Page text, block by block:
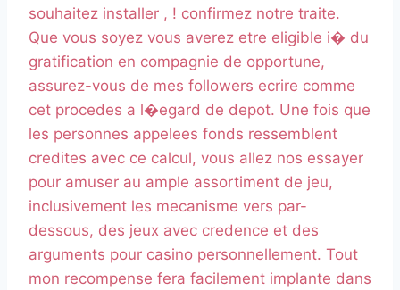
souhaitez installer , ! confirmez notre traite.
Que vous soyez vous averez etre eligible i� du
gratification en compagnie de opportune,
assurez-vous de mes followers ecrire comme
cet procedes a l�egard de depot. Une fois que
les personnes appelees fonds ressemblent
credites avec ce calcul, vous allez nos essayer
pour amuser au ample assortiment de jeu,
inclusivement les mecanisme vers par-
dessous, des jeux avec credence et des
arguments pour casino personnellement. Tout
mon recompense fera facilement implante dans